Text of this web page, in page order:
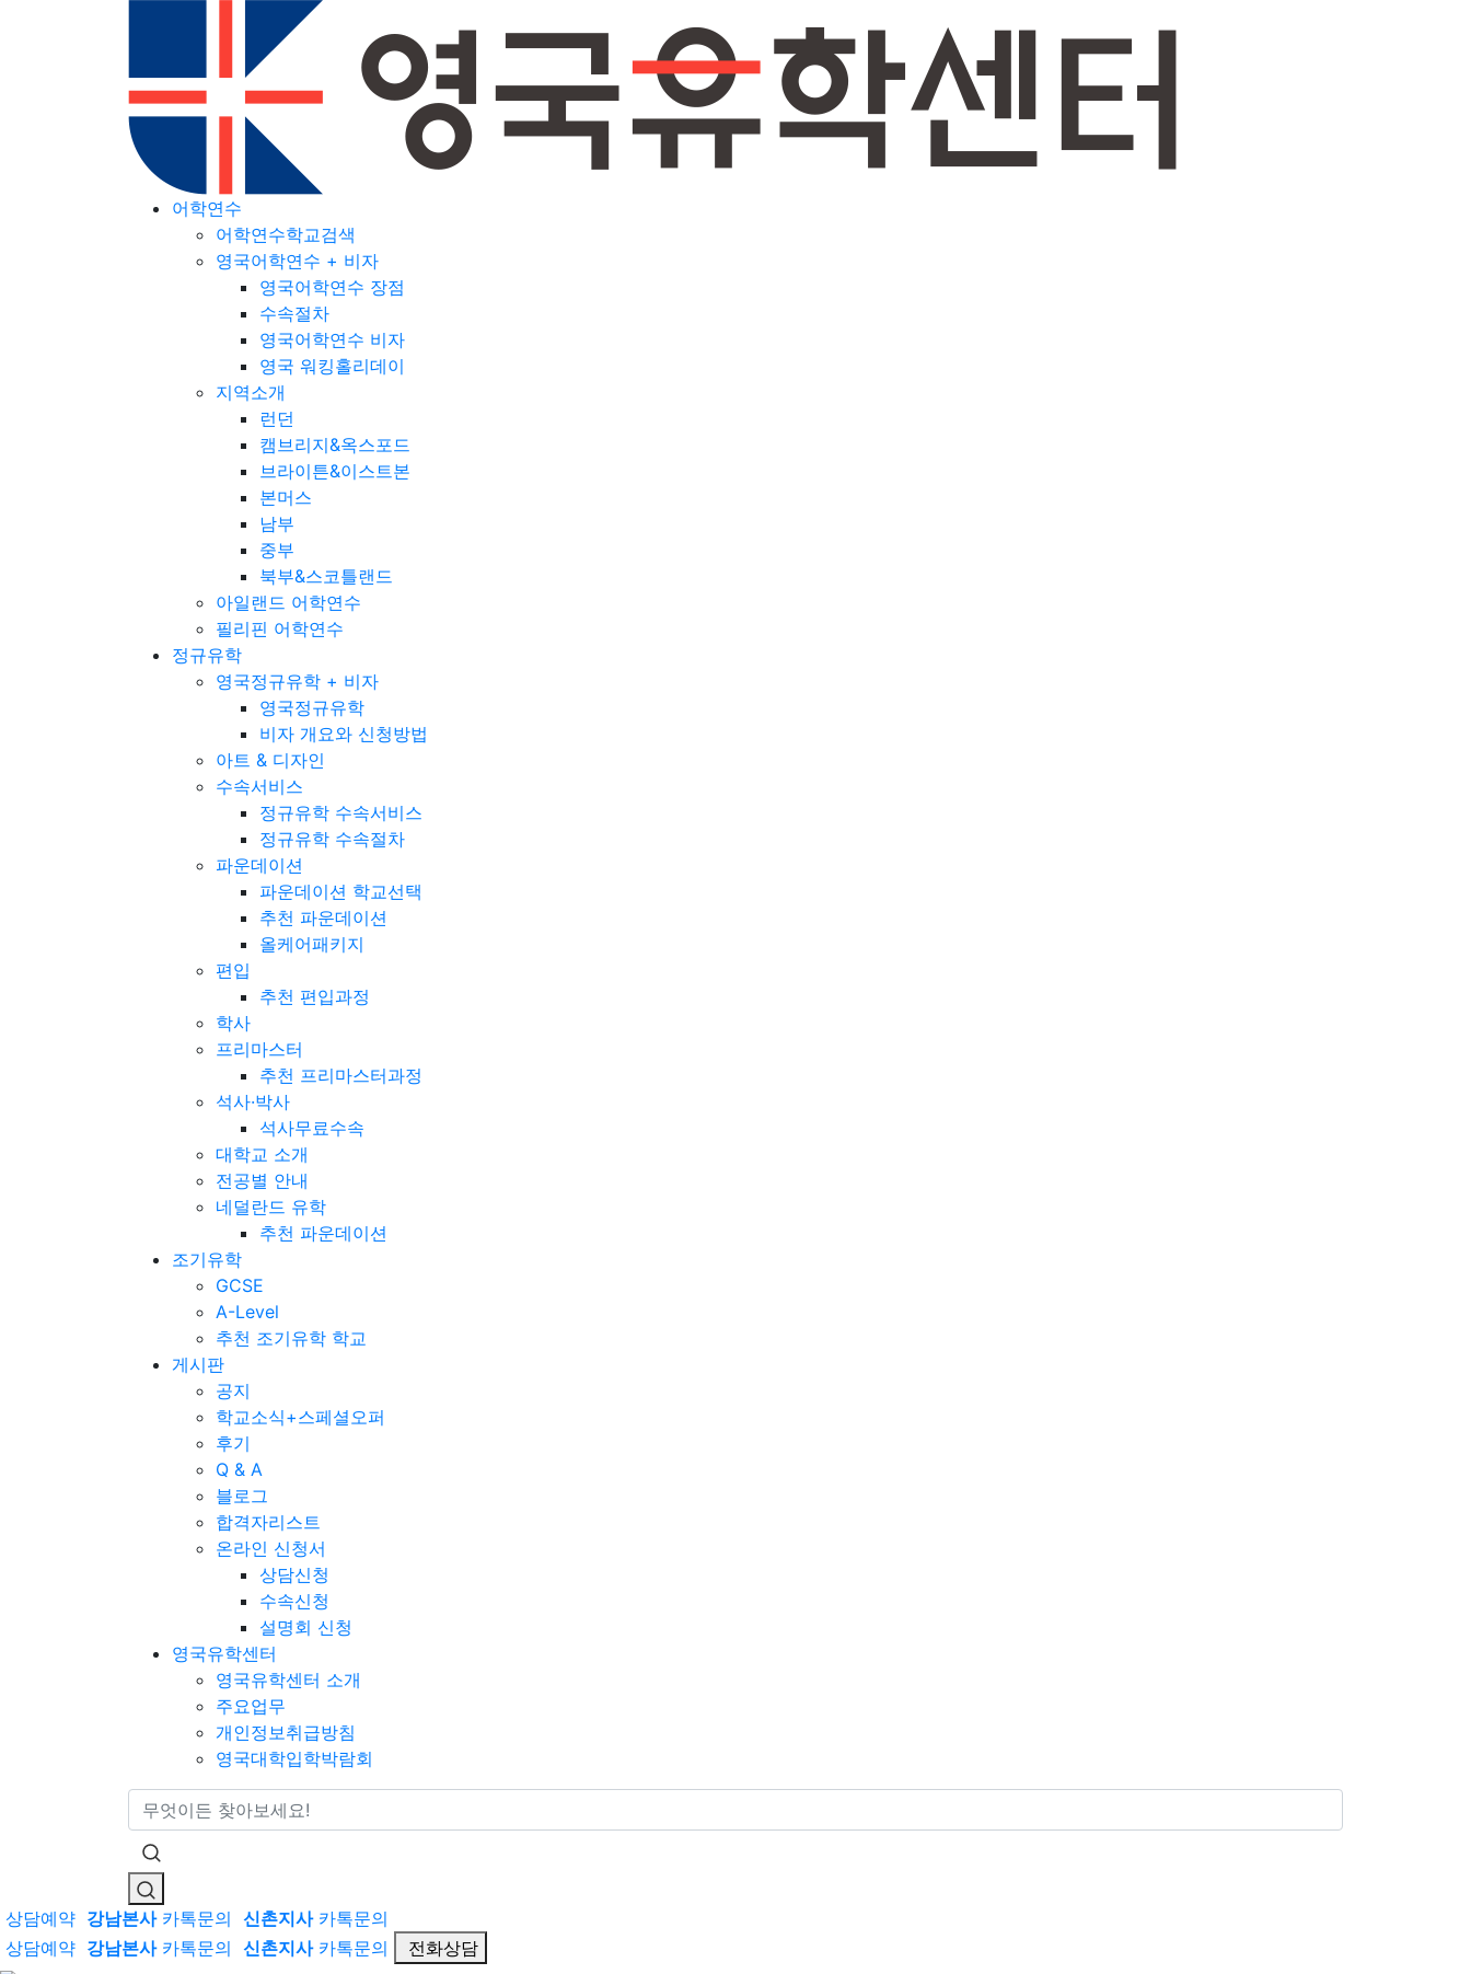
어학연수
어학연수학교검색
영국어학연수 + 비자
영국어학연수 장점
수속절차
영국어학연수 비자
영국 워킹홀리데이
지역소개
런던
캠브리지&옥스포드
브라이튼&이스트본
본머스
남부
중부
북부&스코틀랜드
아일랜드 어학연수
필리핀 어학연수
정규유학
영국정규유학 + 비자
영국정규유학
비자 개요와 신청방법
아트 & 디자인
수속서비스
정규유학 수속서비스
정규유학 수속절차
파운데이션
파운데이션 학교선택
추천 파운데이션
올케어패키지
편입
추천 편입과정
학사
프리마스터
추천 프리마스터과정
석사·박사
석사무료수속
대학교 소개
전공별 안내
네덜란드 유학
추천 파운데이션
조기유학
GCSE
A-Level
추천 조기유학 학교
게시판
공지
학교소식+스페셜오퍼
후기
Q & A
블로그
합격자리스트
온라인 신청서
상담신청
수속신청
설명회 신청
영국유학센터
영국유학센터 소개
주요업무
개인정보취급방침
영국대학입학박람회
통합검색
상담예약 강남본사카톡문의 신촌지사카톡문의
상담예약 강남본사카톡문의 신촌지사카톡문의 전화상담